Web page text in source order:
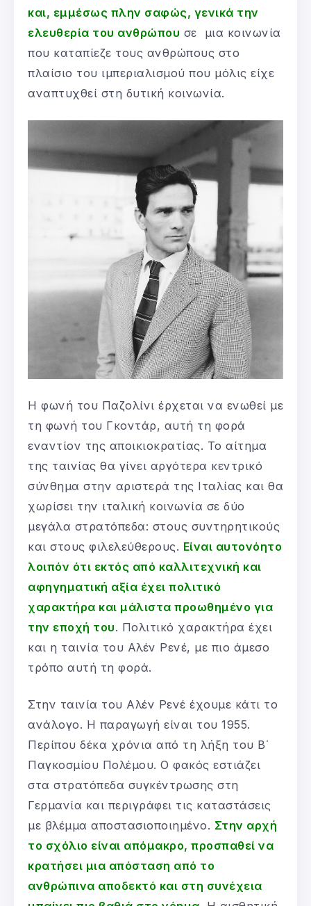
και, εμμέσως πλην σαφώς, γενικά την
ελευθερία του ανθρώπου σε μια κοινωνία
που καταπίεζε τους ανθρώπους στο
πλαίσιο του ιμπεριαλισμού που μόλις είχε
αναπτυχθεί στη δυτική κοινωνία.
Η φωνή του Παζολίνι έρχεται να ενωθεί με
τη φωνή του Γκοντάρ, αυτή τη φορά
εναντίον της αποικιοκρατίας. Το αίτημα
της ταινίας θα γίνει αργότερα κεντρικό
σύνθημα στην αριστερά της Ιταλίας και θα
χωρίσει την ιταλική κοινωνία σε δύο
μεγάλα στρατόπεδα: στους συντηρητικούς
και στους φιλελεύθερους. Είναι αυτονόητο
λοιπόν ότι εκτός από καλλιτεχνική και
αφηγηματική αξία έχει πολιτικό
χαρακτήρα και μάλιστα προωθημένο για
την εποχή του. Πολιτικό χαρακτήρα έχει
και η ταινία του Αλέν Ρενέ, με πιο άμεσο
τρόπο αυτή τη φορά.
Στην ταινία του Αλέν Ρενέ έχουμε κάτι το
ανάλογο. Η παραγωγή είναι του 1955.
Περίπου δέκα χρόνια από τη λήξη του Β΄
Παγκοσμίου Πολέμου. Ο φακός εστιάζει
στα στρατόπεδα συγκέντρωσης στη
Γερμανία και περιγράφει τις καταστάσεις
με βλέμμα αποστασιοποιημένο. Στην αρχή
το σχόλιο είναι απόμακρο, προσπαθεί να
κρατήσει μια απόσταση από το
ανθρώπινα αποδεκτό και στη συνέχεια